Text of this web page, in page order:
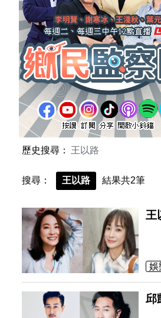
歷史搜尋： 王以路
搜尋： 王以路 結果共2筆
王
娛
邱